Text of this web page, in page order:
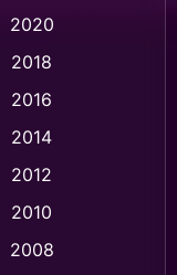
(1)
(1)
2020
2018
2016
2014
2012
2010
2008